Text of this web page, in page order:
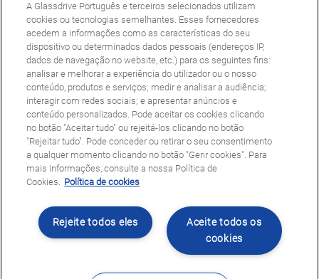
A Glassdrive Português e terceiros selecionados utilizam
cookies ou tecnologias semelhantes. Esses fornecedores
acedem a informações como as características do seu
dispositivo ou determinados dados pessoais (endereços IP,
dados de navegação no website, etc.) para os seguintes fins:
analisar e melhorar a experiência do utilizador ou o nosso
conteúdo, produtos e serviços; medir e analisar a audiência;
interagir com redes sociais; e apresentar anúncios e
conteúdo personalizados. Pode aceitar os cookies clicando
no botão "Aceitar tudo" ou rejeitá-los clicando no botão
"Rejeitar tudo". Pode conceder ou retirar o seu consentimento
a qualquer momento clicando no botão "Gerir cookies". Para
mais informações, consulte a nossa Política de
Cookies. Política de cookies
Aceite todos os
cookies
Rejeite todos eles